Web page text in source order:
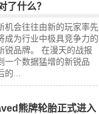
了什么？
机会往往由新的玩家率先
成为行业中极具竞争力的
锐品牌。 在漫天的战报
一个数据猛增的新锐品
...
熊牌轮胎正式进入